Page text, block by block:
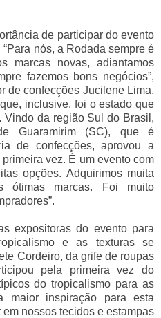
de participar do evento
nós, a Rodada sempre é
marcas novas, adiantamos
fazemos bons negócios”,
de confecções Jucilene Lima,
inclusive, foi o estado que
Vindo da região Sul do Brasil,
Guaramirim (SC), que é
de confecções, aprovou a
vez. É um evento com
opções. Adquirimos muita
ótimas marcas. Foi muito
expositoras do evento para
e as texturas se
Cordeiro, da grife de roupas
pela primeira vez do
do tropicalismo para as
maior inspiração para esta
nossos tecidos e estampas